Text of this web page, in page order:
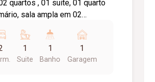
quartos , 01 suite, 01 quarto
sala ampla em 02
social com box e armário,
privativo, 01 vaga de garagem,
1
Suite
1
Banho
1
Garagem